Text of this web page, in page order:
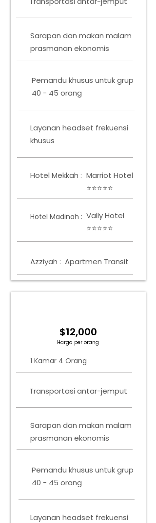
Sarapan dan makan malam
prasmanan ekonomis
Pemandu khusus untuk grup
40 - 45 orang
Layanan headset frekuensi
khusus
Hotel Mekkah : Marriot Hotel
⭐⭐⭐⭐⭐
Hotel Madinah : Vally Hotel
⭐⭐⭐⭐⭐
Azziyah : Apartmen Transit
$12,000
Harga per orang
1 Kamar 4 Orang
Transportasi antar-jemput
Sarapan dan makan malam
prasmanan ekonomis
Pemandu khusus untuk grup
40 - 45 orang
Layanan headset frekuensi